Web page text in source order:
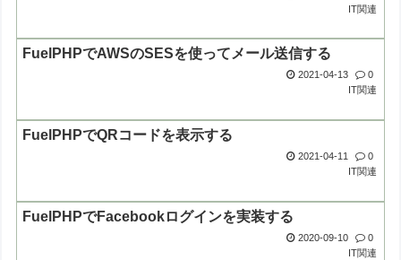
IT関連
FuelPHPでAWSのSESを使ってメール送信する
2021-04-13
0
IT関連
FuelPHPでQRコードを表示する
2021-04-11
0
IT関連
FuelPHPでFacebookログインを実装する
2020-09-10
0
IT関連